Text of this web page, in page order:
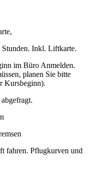
Stunden. Inkl. Liftkarte.
im Büro Anmelden.
planen Sie bitte
Kursbeginn).
fahren. Pflugkurven und